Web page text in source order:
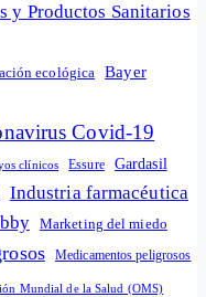
y Productos Sanitarios
ecológica Bayer
Covid-19
clínicos Essure Gardasil
Industria farmacéutica
Marketing del miedo
Medicamentos peligrosos
Mundial de la Salud (OMS)